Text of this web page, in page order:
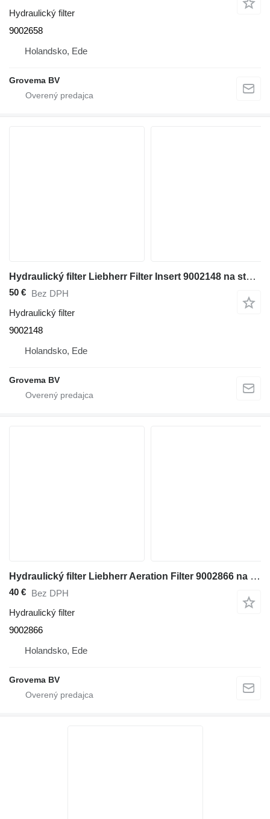
Hydraulický filter
9002658
Holandsko, Ede
Grovema BV
Hydraulický filter Liebherr Filter Insert 9002148 na stavebného stroja
50 € Bez DPH
Hydraulický filter
9002148
Holandsko, Ede
Grovema BV
Hydraulický filter Liebherr Aeration Filter 9002866 na stavebného stroja
40 € Bez DPH
Hydraulický filter
9002866
Holandsko, Ede
Grovema BV